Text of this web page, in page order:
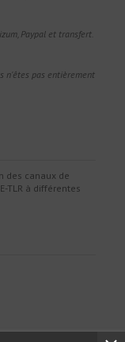
Paypal et transfert.
n'êtes pas entièrement
des canaux de
TLR à différentes